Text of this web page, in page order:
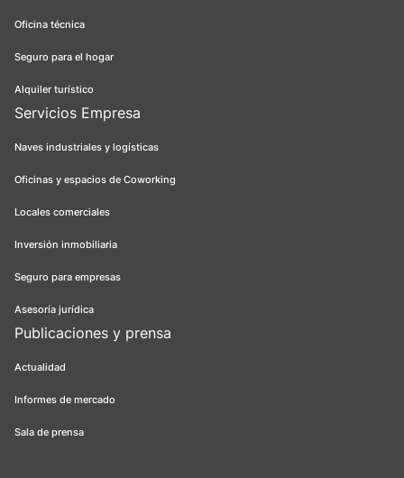
Oficina técnica
Seguro para el hogar
Alquiler turístico
Servicios Empresa
Naves industriales y logísticas
Oficinas y espacios de Coworking
Locales comerciales
Inversión inmobiliaria
Seguro para empresas
Asesoría jurídica
Publicaciones y prensa
Actualidad
Informes de mercado
Sala de prensa